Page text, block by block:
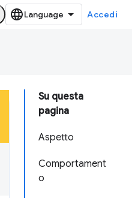
Accedi
Su questa
pagina
Aspetto
Comportament
o